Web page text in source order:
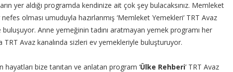
yer aldığı programda kendinize ait çok şey bulacaksınız. Memleket
olması umuduyla hazırlanmış ‘Memleket Yemekleri’ TRT Avaz
buluşuyor. Anne yemeğinin tadını aratmayan yemek programı her
TRT Avaz kanalında sizleri ev yemekleriyle buluşturuyor.
hayatları bize tanıtan ve anlatan program ‘Ülke Rehberi’ TRT Avaz